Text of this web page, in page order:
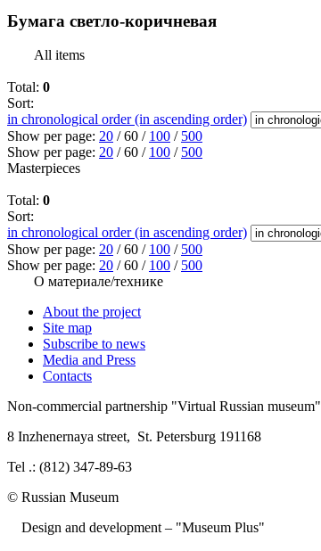
Бумага светло-коричневая
All items
Total: 0
Sort:
in chronological order (in ascending order)
Show per page: 20 /60 / 100 / 500
Show per page: 20 /60 / 100 / 500
Masterpieces
Total: 0
Sort:
in chronological order (in ascending order)
Show per page: 20 /60 / 100 / 500
Show per page: 20 /60 / 100 / 500
О материале/технике
About the project
Site map
Subscribe to news
Media and Press
Contacts
Non-commercial partnership "Virtual Russian museum"
8 Inzhenernaya street, St. Petersburg 191168
Tel .: (812) 347-89-63
© Russian Museum
Design and development – "Museum Plus"